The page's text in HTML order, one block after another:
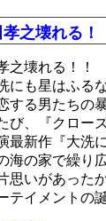
孝之壊れる
之壊れる！！
にも星はふる
する男たちの
び、『クロー
最新作『大洗
海の家で繰り
思いがあった
テイメントの